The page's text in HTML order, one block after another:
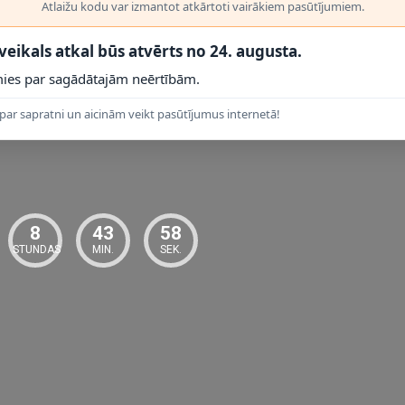
vai ar caurspīdīgu stiklu. Ja spuldzi plānojat izmantot
slēdzi).
Atlaižu kodu var izmantot atkārtoti vairākiem pasūtījumiem.
atkal būs atvērts no 24. augusta.
par sagādātajām neērtībām.
sapratni un aicinām veikt pasūtījumus internetā!
8
STUNDAS
43
MIN.
57
SEK.